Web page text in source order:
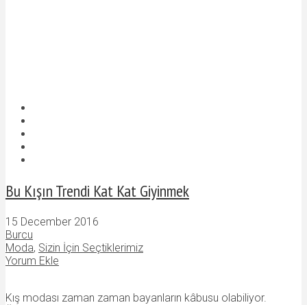
Bu Kışın Trendi Kat Kat Giyinmek
15 December 2016
Burcu
Moda, Sizin İçin Seçtiklerimiz
Yorum Ekle
Kış modası zaman zaman bayanların kâbusu olabiliyor.